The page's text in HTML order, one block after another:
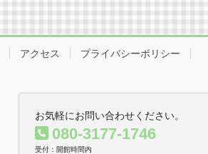
アクセス プライバシーポリシー
お気軽にお問い合わせください。
080-3177-1746
受付：開館時間内